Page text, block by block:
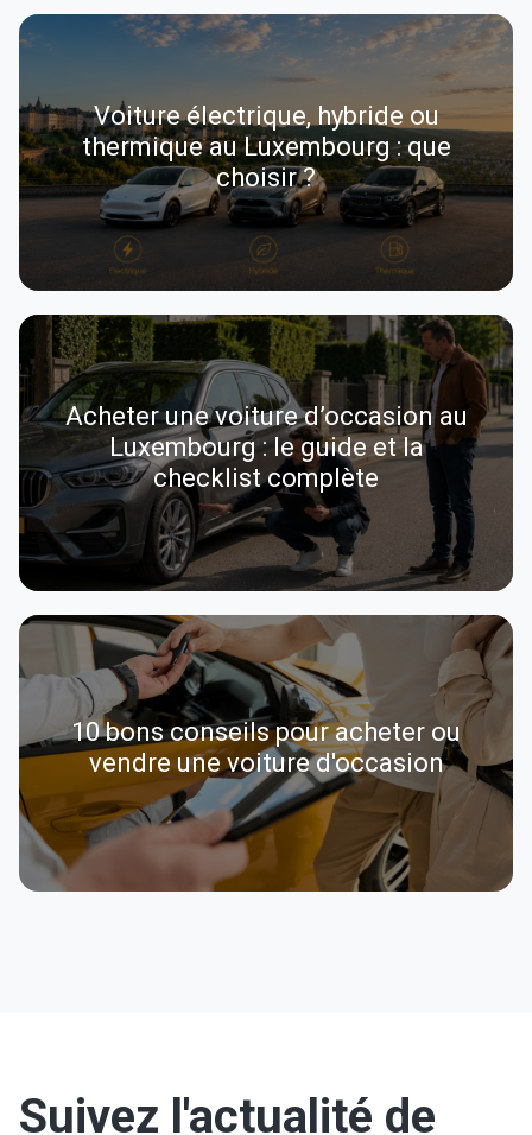
Voiture électrique, hybride ou
thermique au Luxembourg : que
choisir ?
Acheter une voiture d’occasion au
Luxembourg : le guide et la
checklist complète
10 bons conseils pour acheter ou
vendre une voiture d'occasion
Suivez l'actualité de